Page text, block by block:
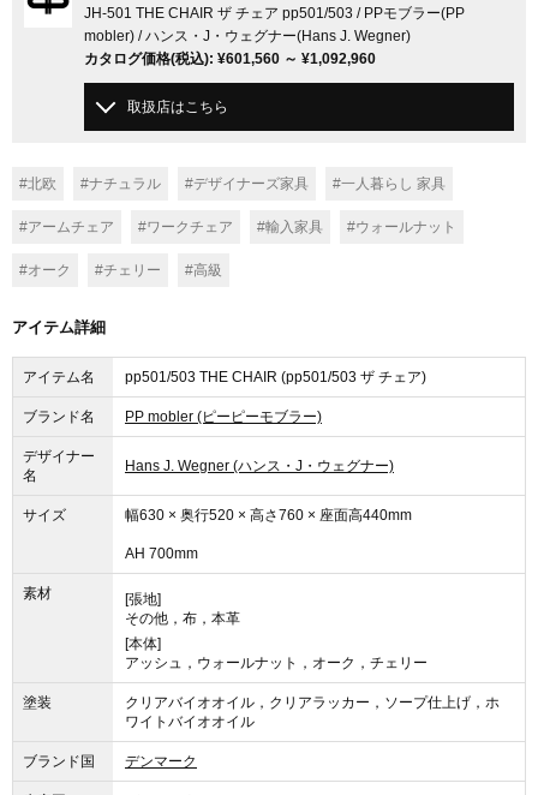
JH-501 THE CHAIR ザ チェア pp501/503 / PPモブラー(PP
mobler) / ハンス・J・ウェグナー(Hans J. Wegner)
カタログ価格(税込): ¥601,560 ～ ¥1,092,960
取扱店はこちら
#北欧 #ナチュラル #デザイナーズ家具 #一人暮らし 家具
#アームチェア #ワークチェア #輸入家具 #ウォールナット
#オーク #チェリー #高級
アイテム詳細
アイテム名 pp501/503 THE CHAIR (pp501/503 ザ チェア)
ブランド名 PP mobler (ピーピーモブラー)
デザイナー
名
Hans J. Wegner (ハンス・J・ウェグナー)
サイズ 幅630 × 奥行520 × 高さ760 × 座面高440mm
AH 700mm
素材
[張地]
その他，布，本革
[本体]
アッシュ，ウォールナット，オーク，チェリー
塗装
クリアバイオオイル，クリアラッカー，ソープ仕上げ，ホ
ワイトバイオオイル
ブランド国 デンマーク